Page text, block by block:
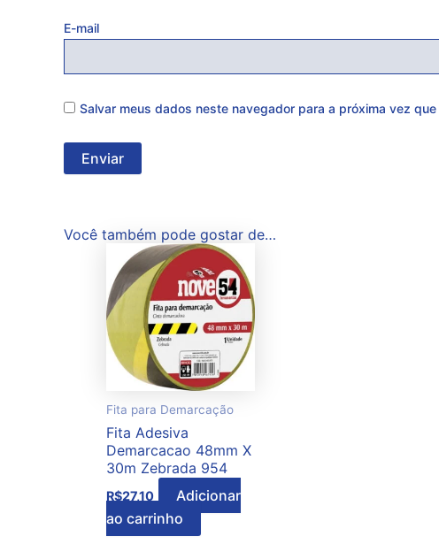
E-mail
Salvar meus dados neste navegador para a próxima vez que
Você também pode gostar de…
Fita para Demarcação
Fita Adesiva
Demarcacao 48mm X
30m Zebrada 954
R$27,10
Adicionar
ao carrinho